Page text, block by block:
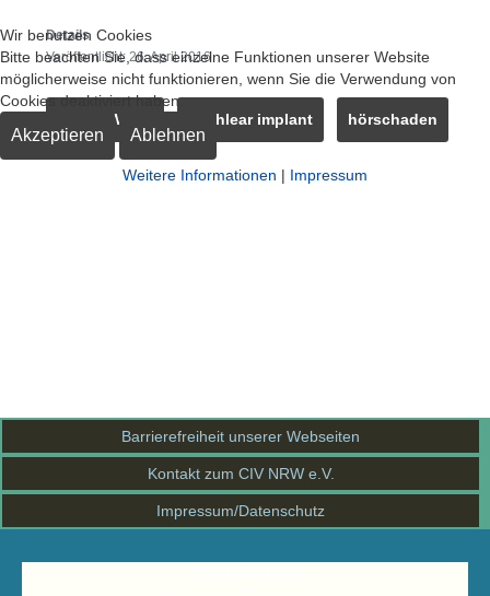
Details
Veröffentlicht: 26. April 2016
CIV NRW e.V. cochlear implant hörschaden
Barrierefreiheit unserer Webseiten
Kontakt zum CIV NRW e.V.
Impressum/Datenschutz
Wir benutzen Cookies
Bitte beachten Sie, dass einzelne Funktionen unserer Website
möglicherweise nicht funktionieren, wenn Sie die Verwendung von
Cookies deaktiviert haben.
Akzeptieren Ablehnen
Weitere Informationen | Impressum